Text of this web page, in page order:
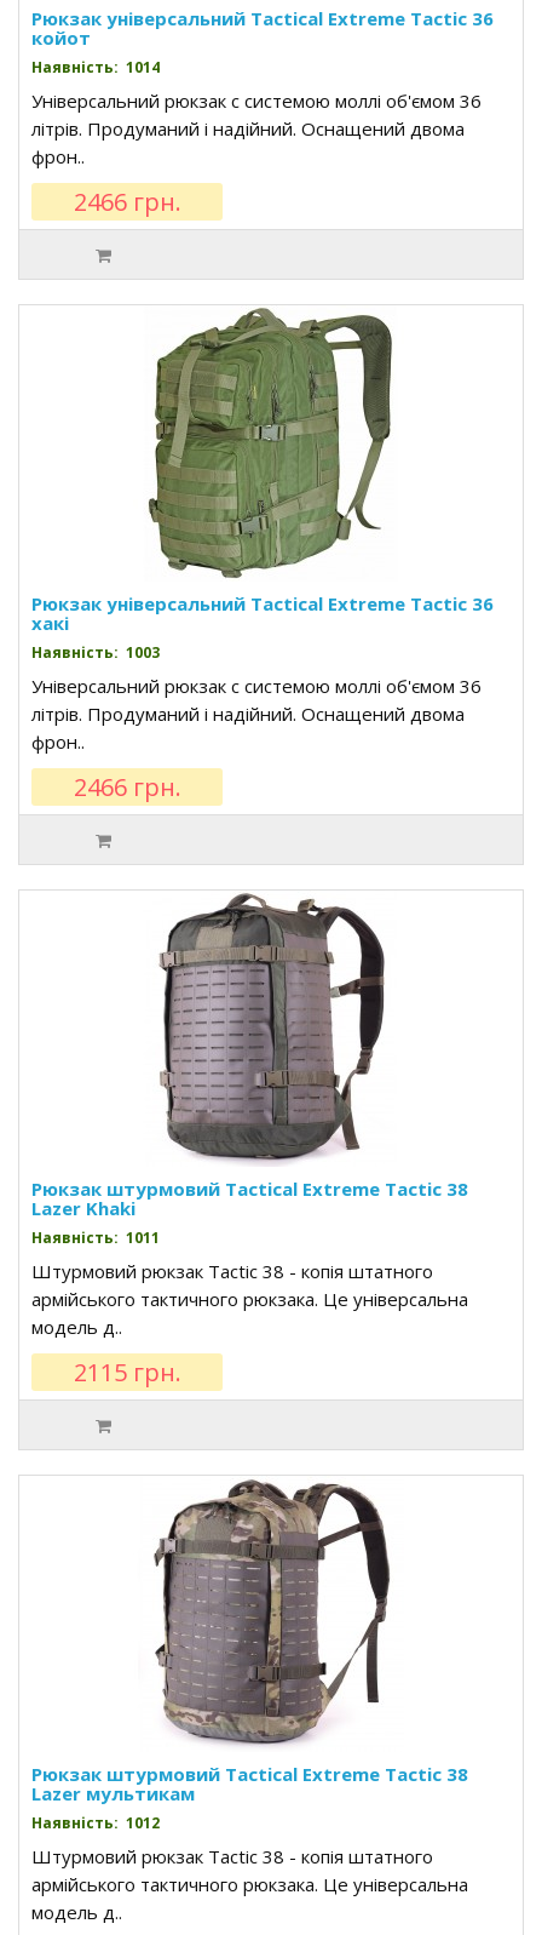
Рюкзак універсальний Tactical Extreme Tactic 36
койот
Наявність: 1014
Універсальний рюкзак c системою моллі об'ємом 36
літрів. Продуманий і надійний. Оснащений двома
фрон..
2466 грн.
Рюкзак універсальний Tactical Extreme Tactic 36
хакі
Наявність: 1003
Універсальний рюкзак c системою моллі об'ємом 36
літрів. Продуманий і надійний. Оснащений двома
фрон..
2466 грн.
Рюкзак штурмовий Tactical Extreme Tactic 38
Lazer Khaki
Наявність: 1011
Штурмовий рюкзак Tactic 38 - копія штатного
армійського тактичного рюкзака. Це універсальна
модель д..
2115 грн.
Рюкзак штурмовий Tactical Extreme Tactic 38
Lazer мультикам
Наявність: 1012
Штурмовий рюкзак Tactic 38 - копія штатного
армійського тактичного рюкзака. Це універсальна
модель д..